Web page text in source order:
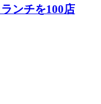
ンチを100店